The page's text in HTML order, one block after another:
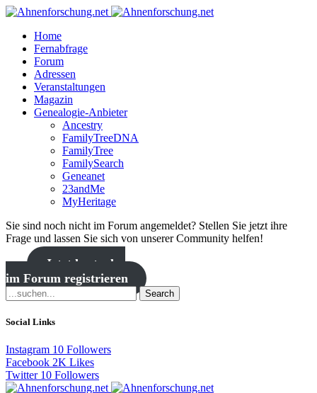
Home
Fernabfrage
Forum
Adressen
Veranstaltungen
Magazin
Genealogie-Anbieter
Ancestry
FamilyTreeDNA
FamilyTree
FamilySearch
Geneanet
23andMe
MyHeritage
Sie sind noch nicht im Forum angemeldet? Stellen Sie jetzt ihre
Frage und lassen Sie sich von unserer Community helfen!
Jetzt kostenlos
im Forum registrieren
Search
Social Links
Instagram 10 Followers
Facebook 2K Likes
Twitter 10 Followers